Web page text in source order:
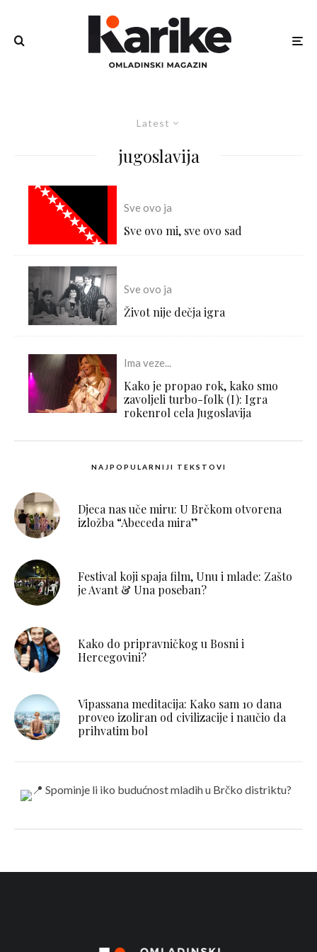
Latest
jugoslavija
Sve ovo ja
Sve ovo mi, sve ovo sad
Sve ovo ja
Život nije dečja igra
Ima veze...
Kako je propao rok, kako smo
zavoljeli turbo-folk (I): Igra
rokenrol cela Jugoslavija
NAJPOPULARNIJI TEKSTOVI
Djeca nas uče miru: U Brčkom otvorena
izložba “Abeceda mira”
Festival koji spaja film, Unu i mlade: Zašto
je Avant & Una poseban?
Kako do pripravničkog u Bosni i
Hercegovini?
Vipassana meditacija: Kako sam 10 dana
proveo izoliran od civilizacije i naučio da
prihvatim bol